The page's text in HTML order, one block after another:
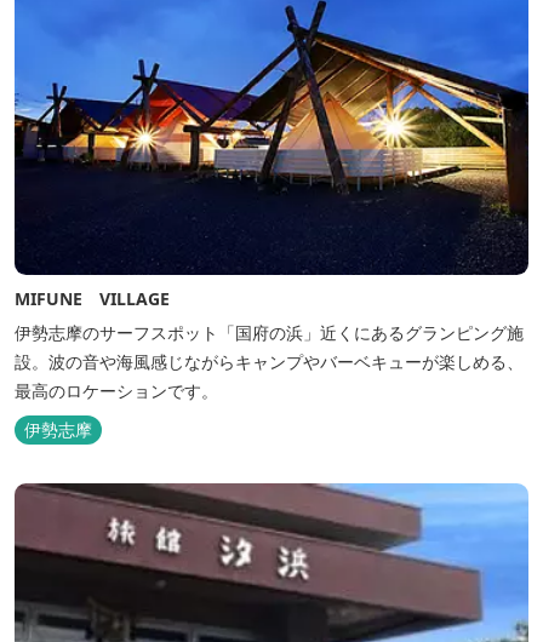
MIFUNE VILLAGE
伊勢志摩のサーフスポット「国府の浜」近くにあるグランピング施
設。波の音や海風感じながらキャンプやバーベキューが楽しめる、
最高のロケーションです。
伊勢志摩